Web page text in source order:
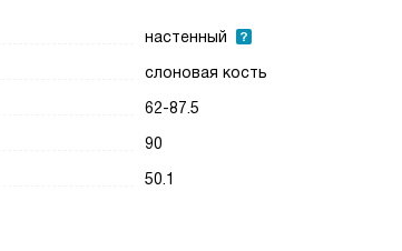
настенный
слоновая кость
62-87.5
90
50.1